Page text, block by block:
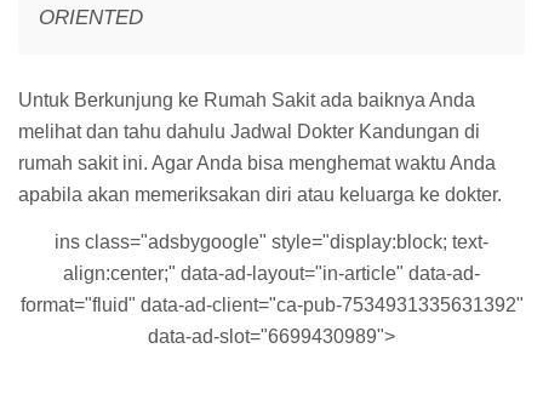
ORIENTED
Untuk Berkunjung ke Rumah Sakit ada baiknya Anda
melihat dan tahu dahulu Jadwal Dokter Kandungan di
rumah sakit ini. Agar Anda bisa menghemat waktu Anda
apabila akan memeriksakan diri atau keluarga ke dokter.
ins class="adsbygoogle" style="display:block; text-
align:center;" data-ad-layout="in-article" data-ad-
format="fluid" data-ad-client="ca-pub-7534931335631392"
data-ad-slot="6699430989">